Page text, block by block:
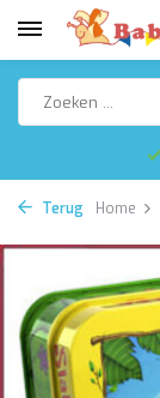
Terug Home